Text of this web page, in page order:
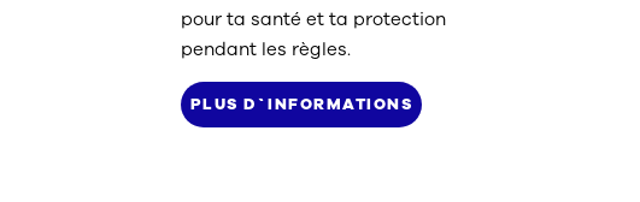
pour ta santé et ta protection
pendant les règles.
PLUS D`INFORMATIONS